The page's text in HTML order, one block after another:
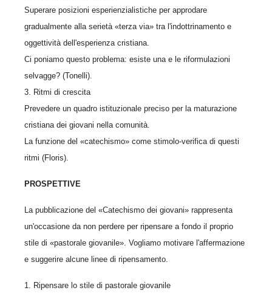
Superare posizioni esperienzialistiche per approdare
gradualmente alla serietà «terza via» tra l'indottrinamento e
oggettività dell'esperienza cristiana.
Ci poniamo questo problema: esiste una e le riformulazioni
selvagge? (Tonelli).
3. Ritmi di crescita
Prevedere un quadro istituzionale preciso per la maturazione
cristiana dei giovani nella comunità.
La funzione del «catechismo» come stimolo-verifica di questi
ritmi (Floris).
PROSPETTIVE
La pubblicazione del «Catechismo dei giovani» rappresenta
un'occasione da non perdere per ripensare a fondo il proprio
stile di «pastorale giovanile». Vogliamo motivare l'affermazione
e suggerire alcune linee di ripensamento.
1. Ripensare lo stile di pastorale giovanile